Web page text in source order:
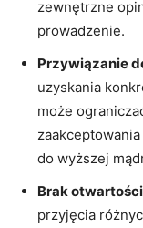
zewnętrzne
prowadzenie.
Przywiązanie
uzyskania
może⁣
do wyższej
Brak
przyjęcia